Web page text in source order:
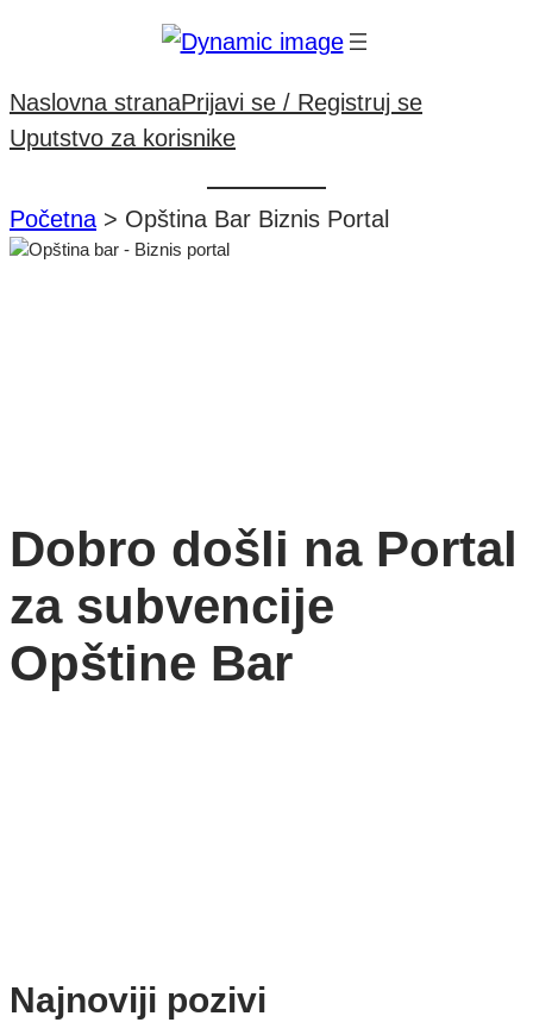
sadržaj
Naslovna stranaPrijavi se / Registruj se
Uputstvo za korisnike
Početna > Opština Bar Biznis Portal
Dobro došli na Portal
za subvencije
Opštine Bar
Najnoviji pozivi